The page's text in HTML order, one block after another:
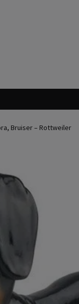
Bruiser – Rottweiler